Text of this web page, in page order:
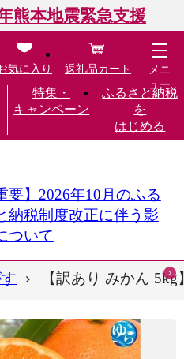
熊本地震緊急支援
特集・
キャンペーン
ふるさと納税
を
はじめる
気に入り 返礼品カート
メニ
ュー
要】2026年10月のふる
納税制度改正に伴う影
ついて
【訳あり みかん